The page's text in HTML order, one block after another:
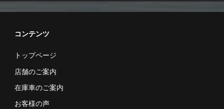
ブ
コンテンツ
トップページ
店舗のご案内
在庫車のご案内
お客様の声